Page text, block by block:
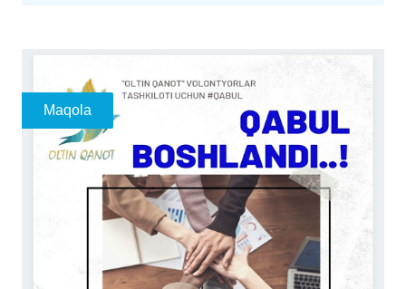
Maqola